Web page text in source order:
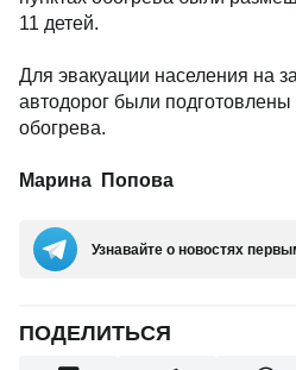
11 детей.
Для эвакуации населения на
автодорог были
обогрева.
Марина Попова
Узнавайте о новостях
ПОДЕЛИТЬСЯ